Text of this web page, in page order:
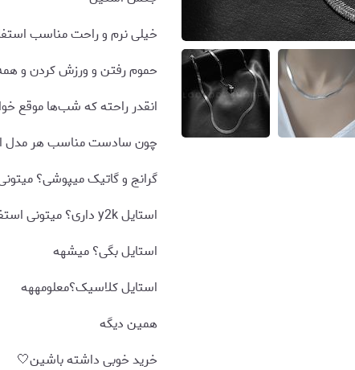
خیلی نرم و راحت مناسب
حموم رفتن و ورزش کردن و
انقدر راحته که شب‌ها موقع
چون سادست مناسب هر مدل
گرانج و گاتیک میپوشی؟
استایل y2k داری؟ میتونی استفاده کنی
استایل بگی؟ میشهه
استایل کلاسیک؟معلومههه
همین دیگه
خرید خوبی داشته باشین🤍